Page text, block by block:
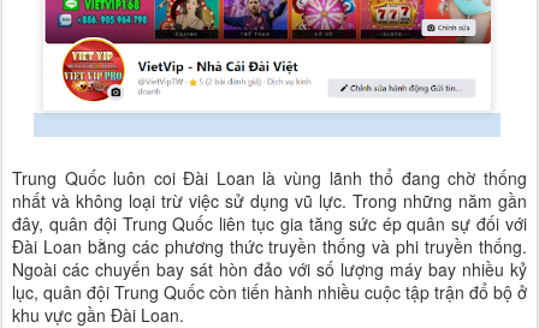
Trung Quốc luôn coi Đài Loan là vùng lãnh thổ đang chờ thống
nhất và không loại trừ việc sử dụng vũ lực. Trong những năm gần
đây, quân đội Trung Quốc liên tục gia tăng sức ép quân sự đối với
Đài Loan bằng các phương thức truyền thống và phi truyền thống.
Ngoài các chuyến bay sát hòn đảo với số lượng máy bay nhiều kỷ
lục, quân đội Trung Quốc còn tiến hành nhiều cuộc tập trận đổ bộ ở
khu vực gần Đài Loan.